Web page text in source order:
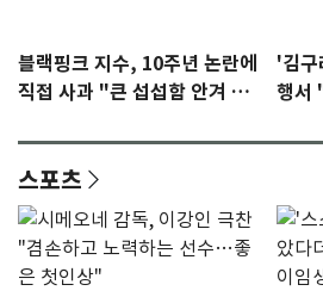
블랙핑크 지수, 10주년 논란에
직접 사과 "큰 섭섭함 안겨 미
'김구
행서
스포츠